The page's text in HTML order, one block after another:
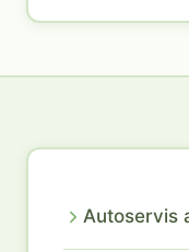
Autoservis